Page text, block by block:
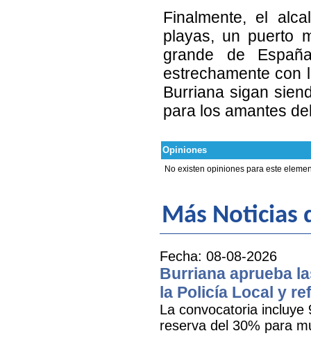
Finalmente, el
playas, un puerto
grande de
estrechamente con
Burriana sigan
para los amantes
Opiniones
No existen opiniones para este
Más Noticias
Fecha: 08-08-2026
Burriana aprueba
la Policía Local y
La convocatoria
reserva del 30% para